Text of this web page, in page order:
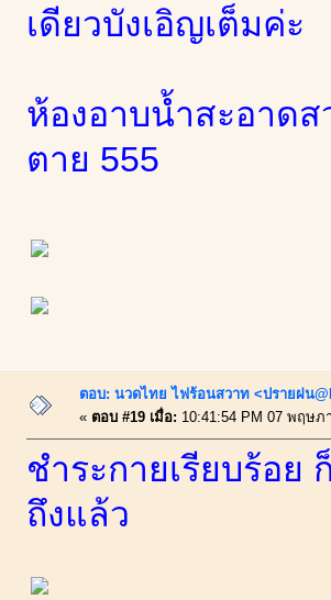
เดียวบังเอิญเต็มค่ะ
ห้องอาบน้ำสะอาด
ตาย 555
ตอบ: นวดไทย ไฟร้อนสวาท <ปรายฝน
« ตอบ #19 เมื่อ: 10:41:54 PM 07 พฤษภ
ชำระกายเรียบร้อ
ถึงแล้ว